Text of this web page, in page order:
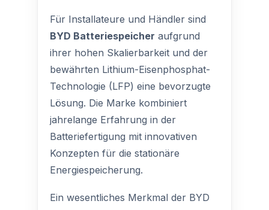
Für Installateure und Händler sind
BYD Batteriespeicher aufgrund
ihrer hohen Skalierbarkeit und der
bewährten Lithium-Eisenphosphat-
Technologie (LFP) eine bevorzugte
Lösung. Die Marke kombiniert
jahrelange Erfahrung in der
Batteriefertigung mit innovativen
Konzepten für die stationäre
Energiespeicherung.
Ein wesentliches Merkmal der BYD